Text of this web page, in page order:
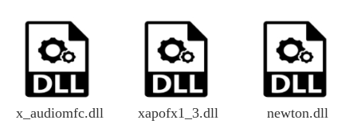
x_audiomfc.dll xapofx1_3.dll newton.dll